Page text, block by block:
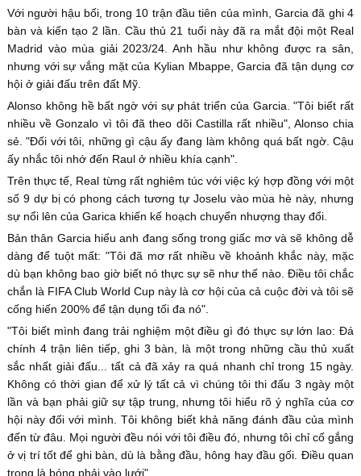
Với người hậu bối, trong 10 trận đầu tiên của mình, Garcia đã ghi 4
bàn và kiến tạo 2 lần. Cầu thủ 21 tuổi này đã ra mắt đội một Real
Madrid vào mùa giải 2023/24. Anh hầu như không được ra sân,
nhưng với sự vắng mặt của Kylian Mbappe, Garcia đã tận dụng cơ
hội ở giải đấu trên đất Mỹ.
Alonso không hề bất ngờ với sự phát triển của Garcia. "Tôi biết rất
nhiều về Gonzalo vì tôi đã theo dõi Castilla rất nhiều", Alonso chia
sẻ. "Đối với tôi, những gì cậu ấy đang làm không quá bất ngờ. Cậu
ấy nhắc tôi nhớ đến Raul ở nhiều khía cạnh".
Trên thực tế, Real từng rất nghiêm túc với việc ký hợp đồng với một
số 9 dự bị có phong cách tương tự Joselu vào mùa hè này, nhưng
sự nổi lên của Garica khiến kế hoạch chuyển nhượng thay đổi.
Bản thân Garcia hiểu anh đang sống trong giấc mơ và sẽ không dễ
dàng để tuột mất: "Tôi đã mơ rất nhiều về khoảnh khắc này, mặc
dù bạn không bao giờ biết nó thực sự sẽ như thế nào. Điều tôi chắc
chắn là FIFA Club World Cup này là cơ hội của cả cuộc đời và tôi sẽ
cống hiến 200% để tận dụng tối đa nó".
"Tôi biết mình đang trải nghiệm một điều gì đó thực sự lớn lao: Đá
chính 4 trận liên tiếp, ghi 3 bàn, là một trong những cầu thủ xuất
sắc nhất giải đấu... tất cả đã xảy ra quá nhanh chỉ trong 15 ngày.
Không có thời gian để xử lý tất cả vì chúng tôi thi đấu 3 ngày một
lần và bạn phải giữ sự tập trung, nhưng tôi hiểu rõ ý nghĩa của cơ
hội này đối với mình. Tôi không biết khả năng đánh đầu của mình
đến từ đâu. Mọi người đều nói với tôi điều đó, nhưng tôi chỉ cố gắng
ở vị trí tốt để ghi bàn, dù là bằng đầu, hông hay đầu gối. Điều quan
trọng là bóng phải vào lưới".